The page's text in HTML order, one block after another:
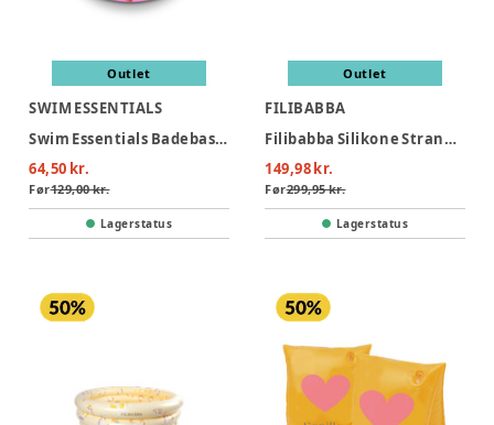
Outlet
SWIM ESSENTIALS
Swim Essentials Badebassin 60 cm - Strawberry Fields
64,50 kr.
Før129,00 kr.
Lagerstatus
Outlet
FILIBABBA
Filibabba Silikone Strandsæt - Konfetti
149,98 kr.
Før299,95 kr.
Lagerstatus